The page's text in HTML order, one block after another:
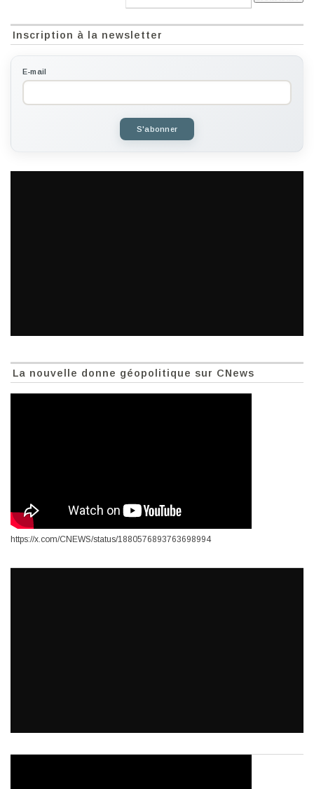
Inscription à la newsletter
E-mail
S'abonner
La nouvelle donne géopolitique sur CNews
https://x.com/CNEWS/status/1880576893763698994